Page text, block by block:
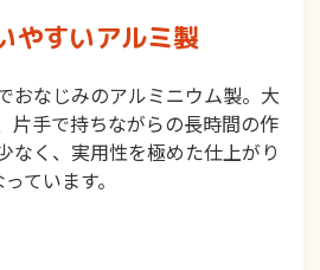
やすいアルミ製
おなじみのアルミニウム製。大
片手で持ちながらの長時間の作
なく、実用性を極めた仕上がり
ています。